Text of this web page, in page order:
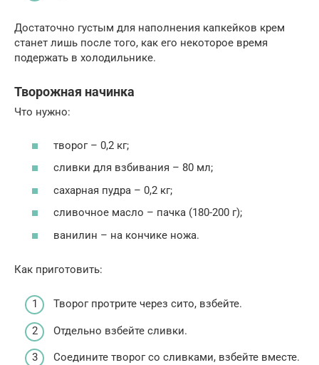
Достаточно густым для наполнения капкейков крем
станет лишь после того, как его некоторое время
подержать в холодильнике.
Творожная начинка
Что нужно:
творог – 0,2 кг;
сливки для взбивания – 80 мл;
сахарная пудра – 0,2 кг;
сливочное масло – пачка (180-200 г);
ванилин – на кончике ножа.
Как приготовить:
Творог протрите через сито, взбейте.
Отдельно взбейте сливки.
Соедините творог со сливками, взбейте вместе.